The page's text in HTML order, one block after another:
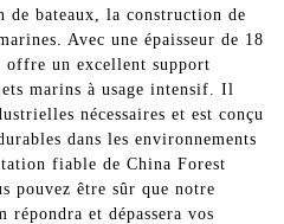
bateaux, la construction de
Avec une épaisseur de 18
offre un excellent support
marins à usage intensif. Il
nécessaires et est conçu
dans les environnements
fiable de China Forest
pouvez être sûr que notre
et dépassera vos